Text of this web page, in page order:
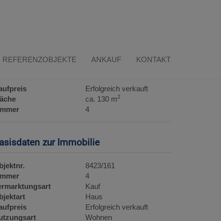
REFERENZOBJEKTE ANKAUF KONTAKT
Erfolgreich verkauft
ca. 130 m2
4
zur Immobilie
8423/161
4
Kauf
Haus
Erfolgreich verkauft
Wohnen